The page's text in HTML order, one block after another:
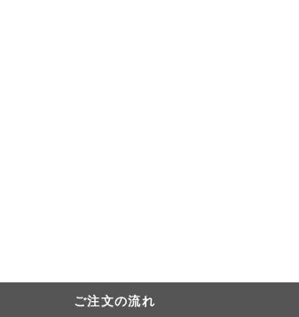
ご注文の流れ